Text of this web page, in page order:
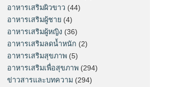
อาหารเสริมผิวขาว (44)
อาหารเสริมผู้ชาย (4)
อาหารเสริมผู้หญิง (36)
อาหารเสริมลดน้ำหนัก (2)
อาหารเสริมสุขภาพ (5)
อาหารเสริมเพื่อสุขภาพ (294)
ข่าวสารและบทความ (294)